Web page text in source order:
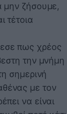
μην ζήσουμε,
τέτοια
πως χρέος
την μνήμη
σημερινή
με τον
να είναι